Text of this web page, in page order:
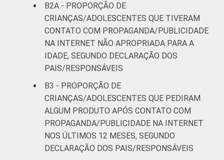
B2A - PROPORÇÃO DE
CRIANÇAS/ADOLESCENTES QUE TIVERAM
CONTATO COM PROPAGANDA/PUBLICIDADE
NA INTERNET NÃO APROPRIADA PARA A
IDADE, SEGUNDO DECLARAÇÃO DOS
PAIS/RESPONSÁVEIS
B3 - PROPORÇÃO DE
CRIANÇAS/ADOLESCENTES QUE PEDIRAM
ALGUM PRODUTO APÓS CONTATO COM
PROPAGANDA/PUBLICIDADE NA INTERNET
NOS ÚLTIMOS 12 MESES, SEGUNDO
DECLARAÇÃO DOS PAIS/RESPONSÁVEIS